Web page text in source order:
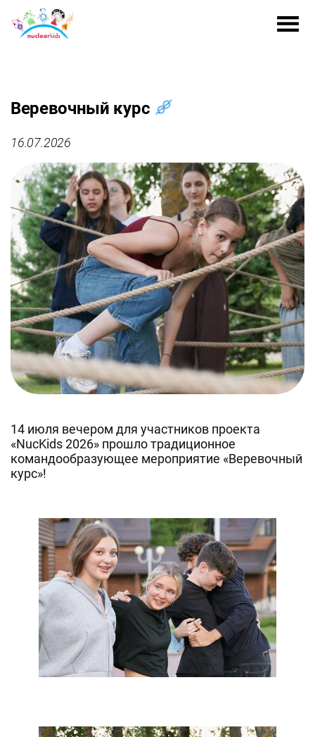
Веревочный курс
16.07.2026
14 июля вечером для участников проекта
«NucKids 2026» прошло традиционное
командообразующее мероприятие «Веревочный
курс»!